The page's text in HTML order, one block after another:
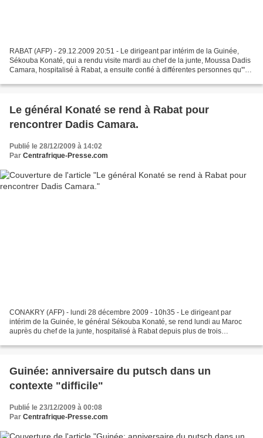
RABAT (AFP) - 29.12.2009 20:51 - Le dirigeant par intérim de la Guinée,
Sékouba Konaté, qui a rendu visite mardi au chef de la junte, Moussa Dadis
Camara, hospitalisé à Rabat, a ensuite confié à différentes personnes qu'"on
Le général Konaté se rend à Rabat pour
rencontrer Dadis Camara.
Publié le 28/12/2009 à 14:02
Par Centrafrique-Presse.com
CONAKRY (AFP) - lundi 28 décembre 2009 - 10h35 - Le dirigeant par
intérim de la Guinée, le général Sékouba Konaté, se rend lundi au Maroc
auprès du chef de la junte, hospitalisé à Rabat depuis plus de trois
Guinée: anniversaire du putsch dans un
contexte "difficile"
Publié le 23/12/2009 à 00:08
Par Centrafrique-Presse.com